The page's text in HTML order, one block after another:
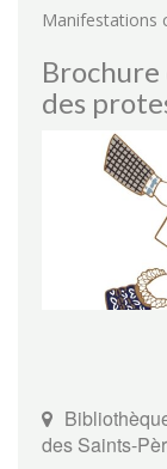
Manifestations
Brochure
des
des Saints-